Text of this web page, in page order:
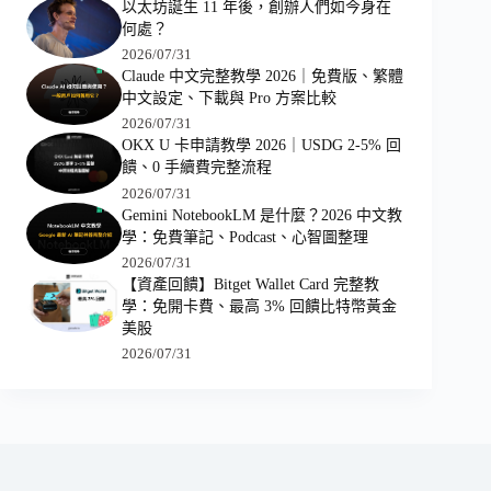
以太坊誕生 11 年後，創辦人們如今身在
何處？
2026/07/31
Claude 中文完整教學 2026｜免費版、繁體
中文設定、下載與 Pro 方案比較
2026/07/31
OKX U 卡申請教學 2026｜USDG 2-5% 回
饋、0 手續費完整流程
2026/07/31
Gemini NotebookLM 是什麼？2026 中文教
學：免費筆記、Podcast、心智圖整理
2026/07/31
【資產回饋】Bitget Wallet Card 完整教
學：免開卡費、最高 3% 回饋比特幣黃金
美股
2026/07/31